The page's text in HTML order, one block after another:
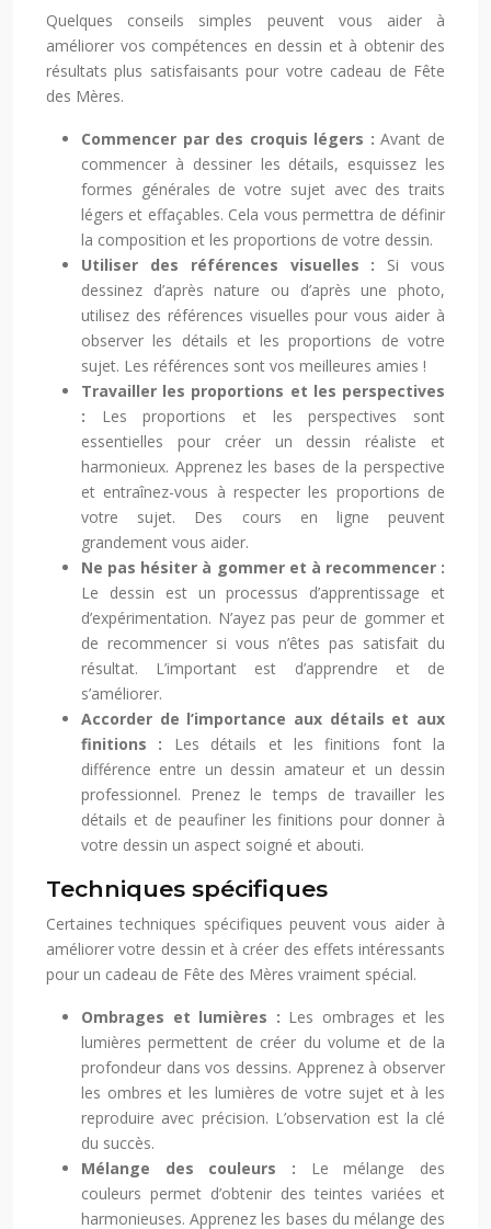
Quelques conseils simples peuvent vous aider à
améliorer vos compétences en dessin et à obtenir des
résultats plus satisfaisants pour votre cadeau de Fête
des Mères.
Commencer par des croquis légers :Avant de
commencer à dessiner les détails, esquissez les
formes générales de votre sujet avec des traits
légers et effaçables. Cela vous permettra de définir
la composition et les proportions de votre dessin.
Utiliser des références visuelles : Si vous
dessinez d’après nature ou d’après une photo,
utilisez des références visuelles pour vous aider à
observer les détails et les proportions de votre
sujet. Les références sont vos meilleures amies !
Travailler les proportions et les perspectives
: Les proportions et les perspectives sont
essentielles pour créer un dessin réaliste et
harmonieux. Apprenez les bases de la perspective
et entraînez-vous à respecter les proportions de
votre sujet. Des cours en ligne peuvent
grandement vous aider.
Ne pas hésiter à gommer et à recommencer :
Le dessin est un processus d’apprentissage et
d’expérimentation. N’ayez pas peur de gommer et
de recommencer si vous n’êtes pas satisfait du
résultat. L’important est d’apprendre et de
s’améliorer.
Accorder de l’importance aux détails et aux
finitions : Les détails et les finitions font la
différence entre un dessin amateur et un dessin
professionnel. Prenez le temps de travailler les
détails et de peaufiner les finitions pour donner à
votre dessin un aspect soigné et abouti.
Techniques spécifiques
Certaines techniques spécifiques peuvent vous aider à
améliorer votre dessin et à créer des effets intéressants
pour un cadeau de Fête des Mères vraiment spécial.
Ombrages et lumières : Les ombrages et les
lumières permettent de créer du volume et de la
profondeur dans vos dessins. Apprenez à observer
les ombres et les lumières de votre sujet et à les
reproduire avec précision. L’observation est la clé
du succès.
Mélange des couleurs : Le mélange des
couleurs permet d’obtenir des teintes variées et
harmonieuses. Apprenez les bases du mélange des